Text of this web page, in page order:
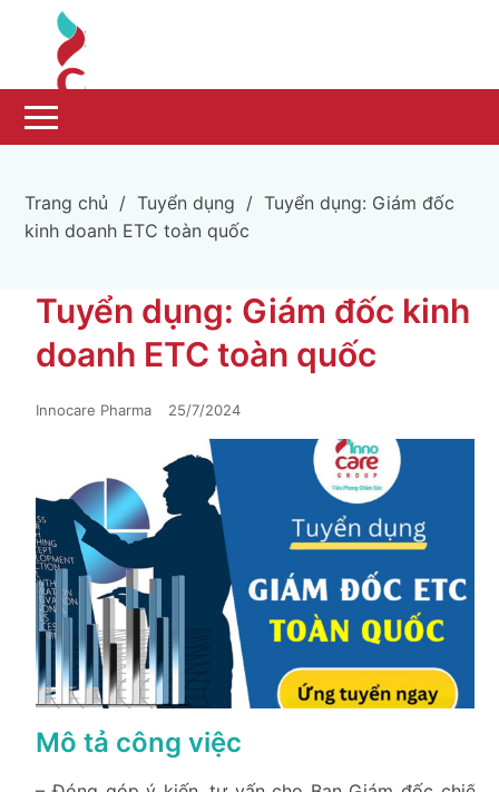
Trang chủ / Tuyển dụng / Tuyển dụng: Giám đốc
kinh doanh ETC toàn quốc
Tuyển dụng: Giám đốc kinh
doanh ETC toàn quốc
Innocare Pharma 25/7/2024
Mô tả công việc